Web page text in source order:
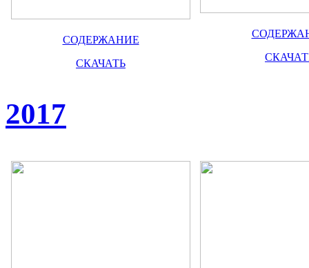
СОДЕРЖАНИЕ
СКАЧАТЬ
2017